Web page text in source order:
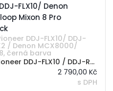
FLX10/ Denon
Mixon 8 Pro
DDJ-FLX10/ DDJ-
/ Denon MCX8000/
černá barva
Jste majitel Pioneer DDJ-FLX10 / DDJ-REV 5 / DDJ-1000/ XDJ-RX2, DENON MCX8000, RolanD 808 nebo Reloop Mixon 8 hledající profesionální řešení pro transport? Už nemusíte hledat dál, UDG vyvinulo...
2 790,00 Kč
s DPH